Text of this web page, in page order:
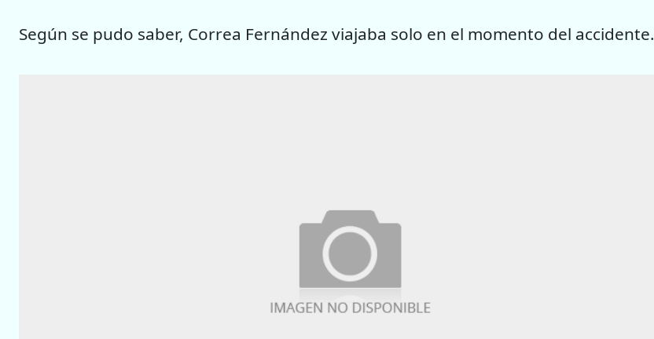
Según se pudo saber, Correa Fernández viajaba solo en el momento del accidente.